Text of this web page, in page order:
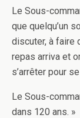
Le Sous-
que quelqu’un
discuter, à faire
repas arriva et
s’arrêter pour
Le Sous-
dans 120 ans. »